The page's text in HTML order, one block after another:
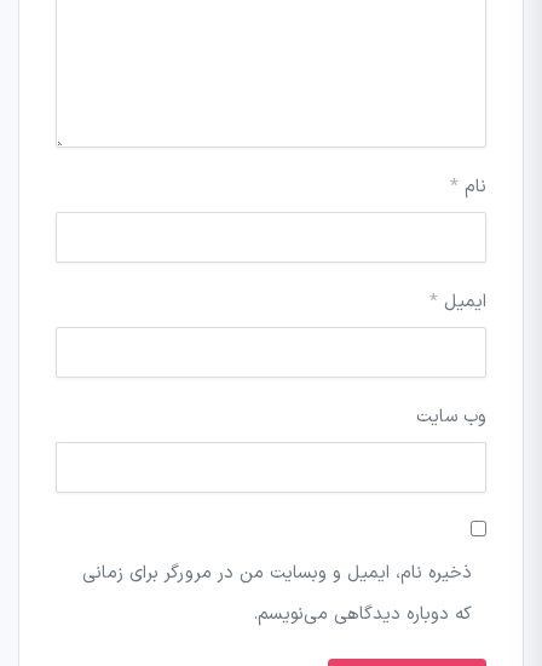
نام *
ایمیل *
وب‌ سایت
ذخیره نام، ایمیل و وبسایت من در مرورگر برای زمانی
که دوباره دیدگاهی می‌نویسم.